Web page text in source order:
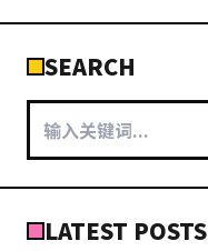
SEARCH
LATEST POSTS